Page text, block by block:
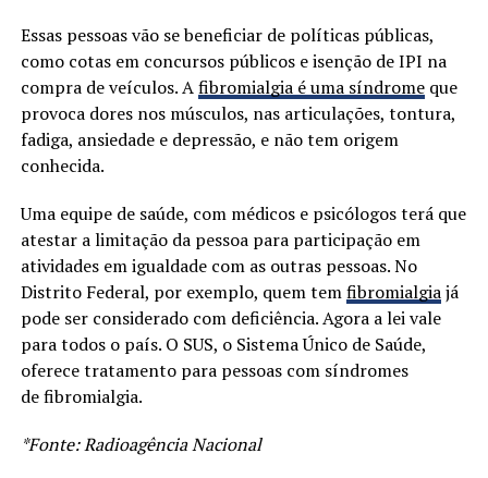
Essas pessoas vão se beneficiar de políticas públicas,
como cotas em concursos públicos e isenção de IPI na
compra de veículos. Afibromialgia é uma síndromeque
provoca dores nos músculos, nas articulações, tontura,
fadiga, ansiedade e depressão, e não tem origem
conhecida.
Uma equipe de saúde, com médicos e psicólogos terá que
atestar a limitação da pessoa para participação em
atividades em igualdade com as outras pessoas. No
Distrito Federal, por exemplo, quem temfibromialgiajá
pode ser considerado com deficiência. Agora a lei vale
para todos o país. O SUS, o Sistema Único de Saúde,
oferece tratamento para pessoas com síndromes
de fibromialgia.
*Fonte: Radioagência Nacional